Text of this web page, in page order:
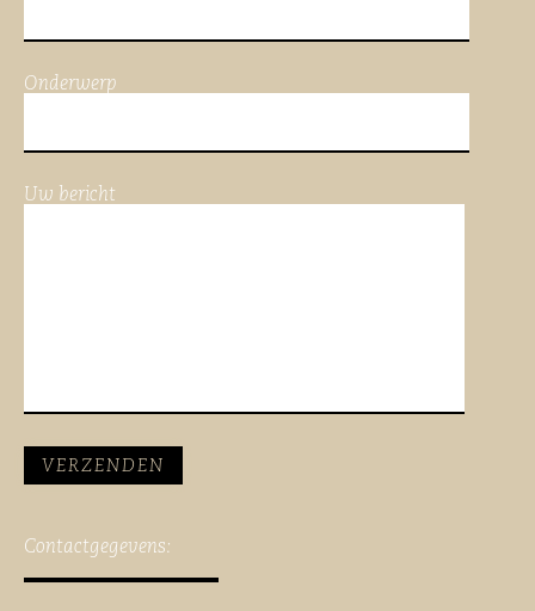
Onderwerp
Uw bericht
Contactgegevens: